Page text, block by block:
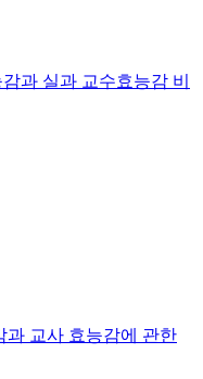
과 실과 교수효능감 비
과 교사 효능감에 관한